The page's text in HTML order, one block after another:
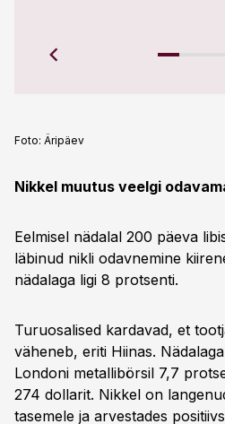
Foto: Äripäev
Nikkel muutus veelgi
Eelmisel nädalal 200 päeva
läbinud nikli odavnemine
nädalaga ligi 8 protsenti.
Turuosalised kardavad, et
väheneb, eriti Hiinas.
Londoni metallibörsil 7,7
274 dollarit. Nikkel on
tasemele ja arvestades